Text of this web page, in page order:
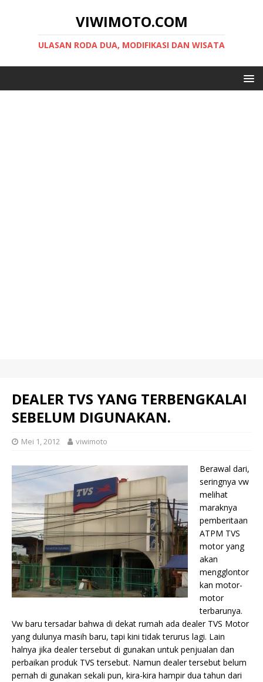
VIWIMOTO.COM
ULASAN RODA DUA, MODIFIKASI DAN WISATA
DEALER TVS YANG TERBENGKALAI
SEBELUM DIGUNAKAN.
Mei 1, 2012 viwimoto
Berawal dari,
seringnya vw
melihat
maraknya
pemberitaan
ATPM TVS
motor yang
akan
mengglontor
kan motor-
motor
terbarunya.
Vw baru tersadar bahwa di dekat rumah ada dealer TVS Motor
yang dulunya masih baru, tapi kini tidak terurus lagi. Lain
halnya jika dealer tersebut di gunakan untuk penjualan dan
perbaikan produk TVS tersebut. Namun dealer tersebut belum
pernah di gunakan sekali pun, kira-kira hampir dua tahun dari